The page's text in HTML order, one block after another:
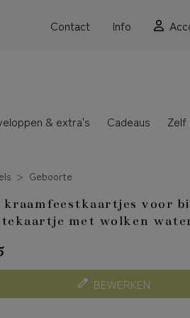
Contact Info
& extra's Cadeaus Zelf
Geboorte
kraamfeestkaartjes voor
met wolken
BEWERKEN